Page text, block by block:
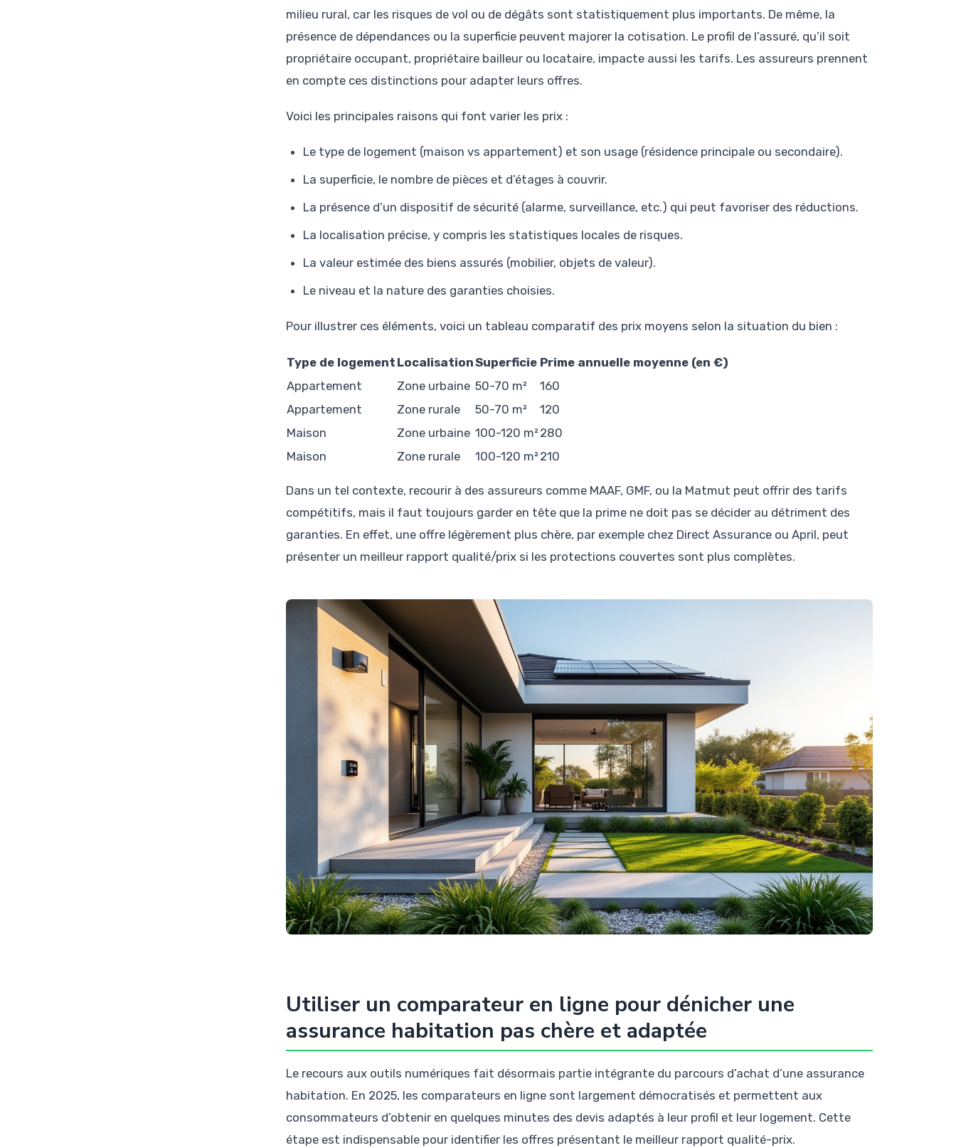
milieu rural, car les risques de vol ou de dégâts sont statistiquement plus importants. De même, la
présence de dépendances ou la superficie peuvent majorer la cotisation. Le profil de l’assuré, qu’il soit
propriétaire occupant, propriétaire bailleur ou locataire, impacte aussi les tarifs. Les assureurs prennent
en compte ces distinctions pour adapter leurs offres.
Voici les principales raisons qui font varier les prix :
Le type de logement (maison vs appartement) et son usage (résidence principale ou secondaire).
La superficie, le nombre de pièces et d’étages à couvrir.
La présence d’un dispositif de sécurité (alarme, surveillance, etc.) qui peut favoriser des réductions.
La localisation précise, y compris les statistiques locales de risques.
La valeur estimée des biens assurés (mobilier, objets de valeur).
Le niveau et la nature des garanties choisies.
Pour illustrer ces éléments, voici un tableau comparatif des prix moyens selon la situation du bien :
Type de logement LocalisationSuperficie Prime annuelle moyenne (en €)
Appartement
Zone urbaine 50-70 m²
160
Appartement
Zone rurale 50-70 m²
120
Maison
Zone urbaine 100-120 m²280
Maison
Zone rurale 100-120 m²210
Dans un tel contexte, recourir à des assureurs comme MAAF, GMF, ou la Matmut peut offrir des tarifs
compétitifs, mais il faut toujours garder en tête que la prime ne doit pas se décider au détriment des
garanties. En effet, une offre légèrement plus chère, par exemple chez Direct Assurance ou April, peut
présenter un meilleur rapport qualité/prix si les protections couvertes sont plus complètes.
Utiliser un comparateur en ligne pour dénicher une
assurance habitation pas chère et adaptée
Le recours aux outils numériques fait désormais partie intégrante du parcours d’achat d’une assurance
habitation. En 2025, les comparateurs en ligne sont largement démocratisés et permettent aux
consommateurs d’obtenir en quelques minutes des devis adaptés à leur profil et leur logement. Cette
étape est indispensable pour identifier les offres présentant le meilleur rapport qualité-prix.